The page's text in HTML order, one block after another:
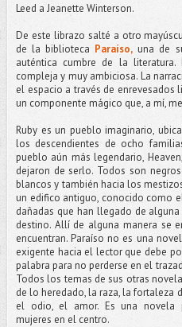
Leed a Jeanette Winterson.
De este librazo salté a otro
de la biblioteca Paraíso, una de
auténtica cumbre de la
compleja y muy ambiciosa. La
el espacio a través de
un componente mágico que, a mí,
Ruby es un pueblo imaginario,
los descendientes de ocho
pueblo aún más legendario,
dejaron de serlo. Todos son
blancos y también hacia los
un edifico antiguo, conocido como
dañadas que han llegado de
destino. Allí de alguna manera se
encuentran. Paraíso no es una
exigente hacia el lector que debe
palabra para no perderse en el
Todos los temas de sus otras
de lo heredado, la raza, la fortaleza
el odio, el amor. Es una novela
mujeres en el centro.